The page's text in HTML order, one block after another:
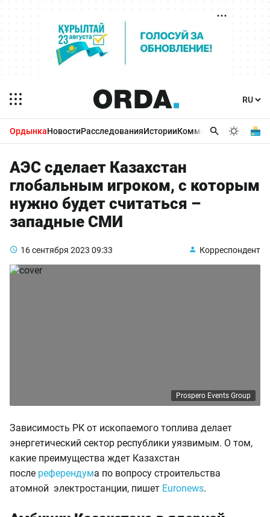
ОрдынкаНовостиРасследованияИсторииКомментарииБизнес
АЭС сделает Казахстан
глобальным игроком, с которым
нужно будет считаться –
западные СМИ
16 сентября 2023 09:33 Корреспондент
Prospero Events Group
Зависимость РК от ископаемого топлива делает
энергетический сектор республики уязвимым. О том,
какие преимущества ждет Казахстан
после референдума по вопросу строительства
атомной электростанции, пишет Euronews.